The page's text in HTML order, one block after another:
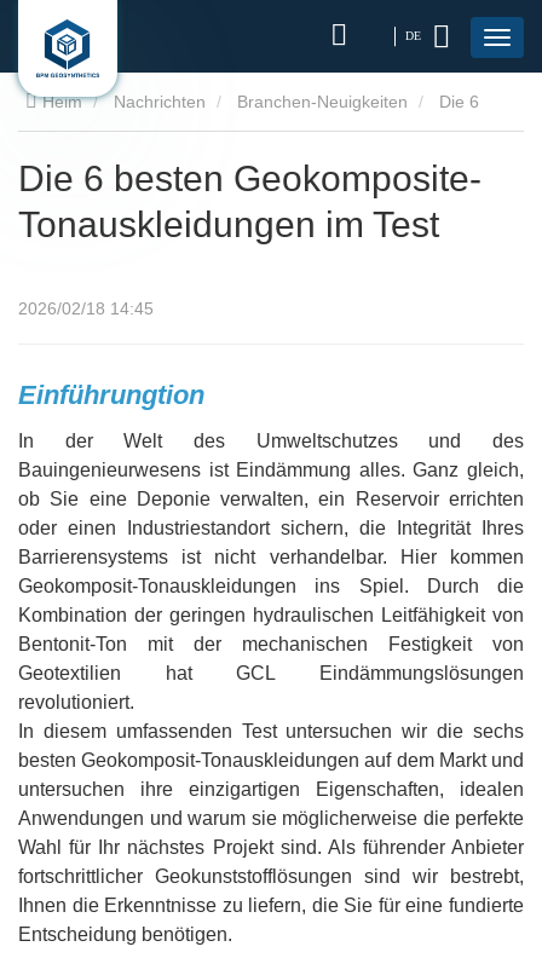
DE
Heim Nachrichten Branchen-Neuigkeiten
Die 6 besten Geokomposite-
Tonauskleidungen im Test
2026/02/18 14:45
Einführungtion
In der Welt des Umweltschutzes und des
Bauingenieurwesens ist Eindämmung alles. Ganz gleich,
ob Sie eine Deponie verwalten, ein Reservoir errichten
oder einen Industriestandort sichern, die Integrität Ihres
Barrierensystems ist nicht verhandelbar. Hier kommen
Geokomposit-Tonauskleidungen ins Spiel. Durch die
Kombination der geringen hydraulischen Leitfähigkeit von
Bentonit-Ton mit der mechanischen Festigkeit von
Geotextilien hat GCL Eindämmungslösungen
revolutioniert.
In diesem umfassenden Test untersuchen wir die sechs
besten Geokomposit-Tonauskleidungen auf dem Markt und
untersuchen ihre einzigartigen Eigenschaften, idealen
Anwendungen und warum sie möglicherweise die perfekte
Wahl für Ihr nächstes Projekt sind. Als führender Anbieter
fortschrittlicher Geokunststofflösungen sind wir bestrebt,
Ihnen die Erkenntnisse zu liefern, die Sie für eine fundierte
Entscheidung benötigen.